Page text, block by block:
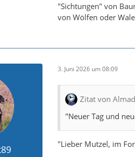
"Sichtungen" von
von Wölfen oder
3. Juni 2026 um 08:09
Zitat von
"Neuer Tag und
"Lieber Mutzel, im